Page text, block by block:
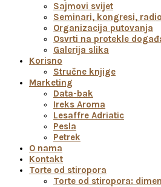
Sajmovi svijet
Seminari, kongresi,
Organizacija putovanja
Osvrti na protekle
Galerija slika
Korisno
Stručne knjige
Marketing
Data-bak
Ireks Aroma
Lesaffre Adriatic
Pesla
Petrek
O nama
Kontakt
Torte od stiropora
Torte od stiropora: